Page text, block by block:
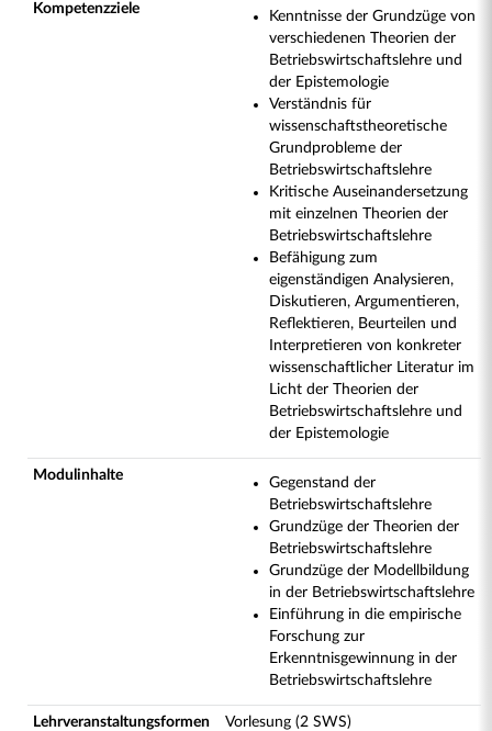
Kompetenzziele
Kenntnisse der Grundzüge von
verschiedenen Theorien der
Betriebswirtschaftslehre und
der Epistemologie
Verständnis für
wissenschaftstheoretische
Grundprobleme der
Betriebswirtschaftslehre
Kritische Auseinandersetzung
mit einzelnen Theorien der
Betriebswirtschaftslehre
Befähigung zum
eigenständigen Analysieren,
Diskutieren, Argumentieren,
Reflektieren, Beurteilen und
Interpretieren von konkreter
wissenschaftlicher Literatur im
Licht der Theorien der
Betriebswirtschaftslehre und
der Epistemologie
Modulinhalte
Gegenstand der
Betriebswirtschaftslehre
Grundzüge der Theorien der
Betriebswirtschaftslehre
Grundzüge der Modellbildung
in der Betriebswirtschaftslehre
Einführung in die empirische
Forschung zur
Erkenntnisgewinnung in der
Betriebswirtschaftslehre
Lehrveranstaltungsformen
Vorlesung (2 SWS)